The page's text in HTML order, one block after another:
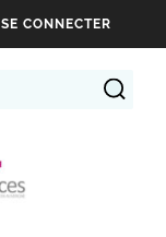
SE CONNECTER